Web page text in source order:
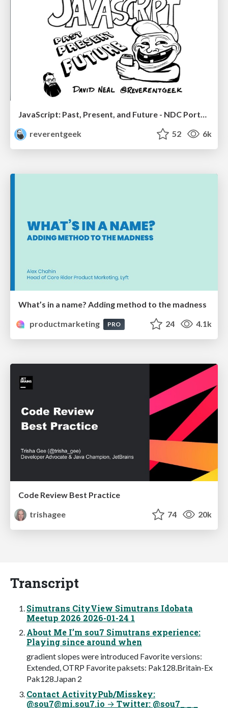
JavaScript: Past, Present, and Future - NDC Porto 2020
reverentgeek
52 6k
What’s in a name? Adding method to the madness
productmarketing
PRO 24 4.1k
Code Review Best Practice
trishagee
74 20k
Transcript
Simutrans CityView Simutrans Idobata
Meetup 2026 2026-01-24 1
About Me I’m sou7 Simutrans experience:
Playing since around when
gradient slopes were introduced Favorite versions:
Extended, OTRP Favorite paksets: Pak128.Britain-Ex
Pak128.Japan 2
Contact ActivityPub/Misskey:
@sou7@mi.sou7.io → Twitter: @sou7_ _ _